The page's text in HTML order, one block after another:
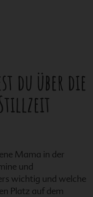
du über die
Mama in der
und
wichtig und welche
Platz auf dem